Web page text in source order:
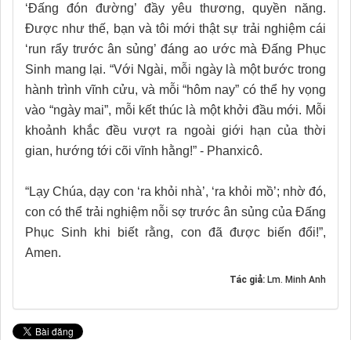
‘Đấng đón đường’ đầy yêu thương, quyền năng.
Được như thế, bạn và tôi mới thật sự trải nghiệm cái
‘run rẩy trước ân sủng’ đáng ao ước mà Đấng Phục
Sinh mang lại. “Với Ngài, mỗi ngày là một bước trong
hành trình vĩnh cửu, và mỗi “hôm nay” có thể hy vọng
vào “ngày mai”, mỗi kết thúc là một khởi đầu mới. Mỗi
khoảnh khắc đều vượt ra ngoài giới hạn của thời
gian, hướng tới cõi vĩnh hằng!” - Phanxicô.
“Lạy Chúa, dạy con ‘ra khỏi nhà’, ‘ra khỏi mồ’; nhờ đó,
con có thể trải nghiệm nỗi sợ trước ân sủng của Đấng
Phục Sinh khi biết rằng, con đã được biến đổi!”,
Amen.
Tác giả: Lm. Minh Anh